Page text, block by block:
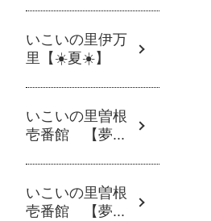
いこいの里伊万
里【☀️夏☀️】
いこいの里曽根
壱番館 【夢...
いこいの里曽根
壱番館 【夢...